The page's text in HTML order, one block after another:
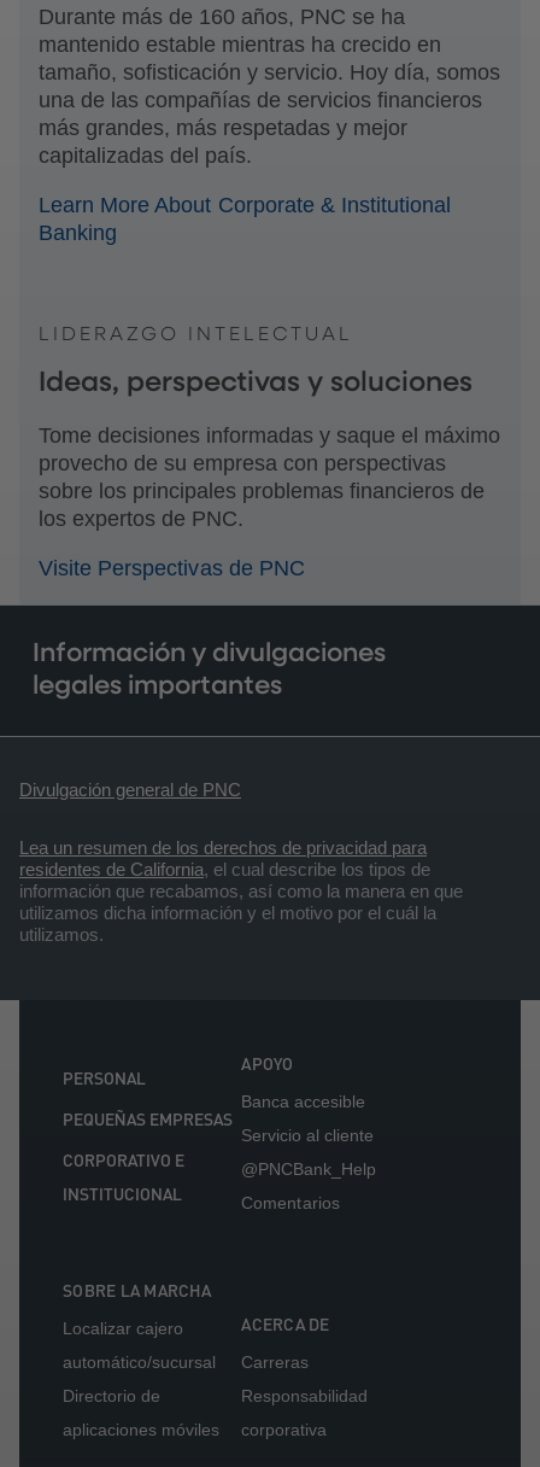
Durante más de 160 años, PNC se ha
mantenido estable mientras ha crecido en
tamaño, sofisticación y servicio. Hoy día, somos
una de las compañías de servicios financieros
más grandes, más respetadas y mejor
capitalizadas del país.
Learn More About Corporate & Institutional
Banking
LIDERAZGO INTELECTUAL
Ideas, perspectivas y soluciones
Tome decisiones informadas y saque el máximo
provecho de su empresa con perspectivas
sobre los principales problemas financieros de
los expertos de PNC.
Visite Perspectivas de PNC
Información y divulgaciones
legales importantes
Divulgación general de PNC
Lea un resumen de los derechos de privacidad para
residentes de California, el cual describe los tipos de
información que recabamos, así como la manera en que
utilizamos dicha información y el motivo por el cuál la
utilizamos.
PERSONAL
PEQUEÑAS EMPRESAS
CORPORATIVO E
INSTITUCIONAL
APOYO
Banca accesible
Servicio al cliente
@PNCBank_Help
Comentarios
SOBRE LA MARCHA
Localizar cajero
automático/sucursal
Directorio de
aplicaciones móviles
ACERCA DE
Carreras
Responsabilidad
corporativa